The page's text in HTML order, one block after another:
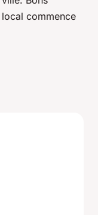
local commence